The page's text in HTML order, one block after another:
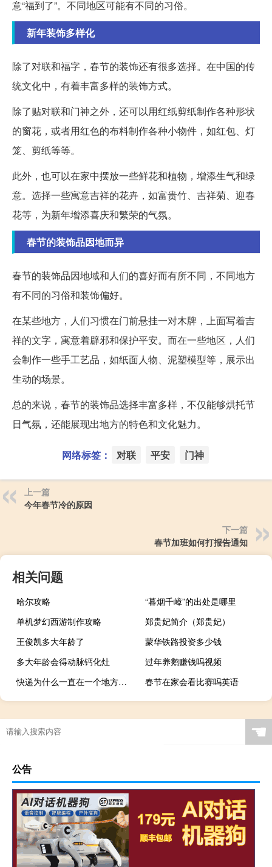
意“福到了”。不同地区可能有不同的习俗。
新年装饰多样化
除了对联和福字，春节的装饰还有很多选择。在中国的传
统文化中，有着丰富多样的装饰方式。
除了贴对联和门神之外，还可以用红纸剪纸制作各种形状
的窗花，或者用红色的布料制作各种小物件，如红包、灯
笼、剪纸等等。
此外，也可以在家中摆放一些鲜花和植物，增添生气和绿
意。选择一些寓意吉祥的花卉，如富贵竹、吉祥菊、迎春
花等，为新年增添喜庆和繁荣的气氛。
春节的装饰品因地而异
春节的装饰品因地域和人们的喜好而有所不同，不同地方
有不同的习俗和装饰偏好。
在某些地方，人们习惯在门前悬挂一对木牌，上面写着吉
祥的文字，寓意着辟邪和保护平安。而在一些地区，人们
会制作一些手工艺品，如纸面人物、泥塑模型等，展示出
生动的场景。
总的来说，春节的装饰品选择丰富多样，不仅能够烘托节
日气氛，还能展现出地方的特色和文化魅力。
网络标签： 对联 平安 门神
上一篇
今年春节冷的原因
下一篇
春节加班如何打报告通知
相关问题
哈尔攻略
“暮烟千嶂”的出处是哪里
单机梦幻西游制作攻略
郑贵妃简介（郑贵妃）
王俊凯多大年龄了
蒙华铁路投资多少钱
多大年龄会得动脉钙化灶
过年养鹅赚钱吗视频
快递为什么一直在一个地方不动
春节在家会看比赛吗英语
☚
公告